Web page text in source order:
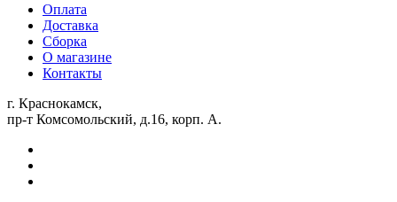
Оплата
Доставка
Сборка
О магазине
Контакты
г. Краснокамск,
пр-т Комсомольский, д.16, корп. А.